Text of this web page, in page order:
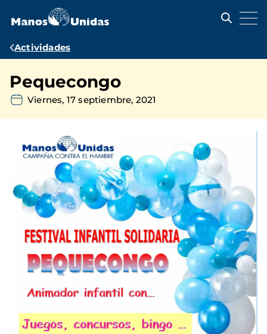
contenido
Ruta
navegación
Actividades
Pequecongo
Viernes, 17 septiembre, 2021